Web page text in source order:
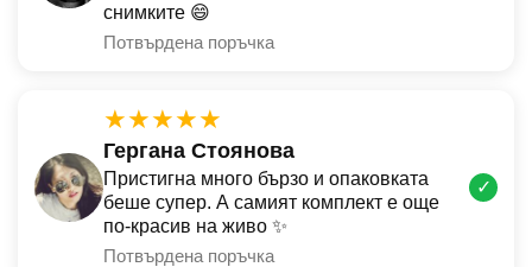
снимките 😄
Потвърдена поръчка
★★★★★
Гергана Стоянова
Пристигна много бързо и опаковката
беше супер. А самият комплект е още
по-красив на живо ✨
Потвърдена поръчка
✓